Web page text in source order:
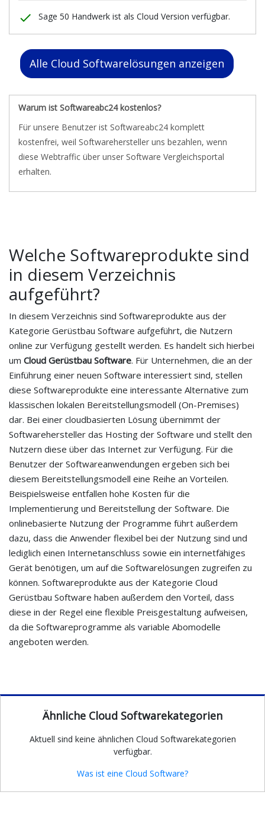
done Sage 50 Handwerk ist als Cloud Version verfügbar.
Alle Cloud Softwarelösungen anzeigen
Warum ist Softwareabc24 kostenlos?
Für unsere Benutzer ist Softwareabc24 komplett
kostenfrei, weil Softwarehersteller uns bezahlen, wenn
diese Webtraffic über unser Software Vergleichsportal
erhalten.
Welche Softwareprodukte sind
in diesem Verzeichnis
aufgeführt?
In diesem Verzeichnis sind Softwareprodukte aus der
Kategorie Gerüstbau Software aufgeführt, die Nutzern
online zur Verfügung gestellt werden. Es handelt sich hierbei
um Cloud Gerüstbau Software. Für Unternehmen, die an der
Einführung einer neuen Software interessiert sind, stellen
diese Softwareprodukte eine interessante Alternative zum
klassischen lokalen Bereitstellungsmodell (On-Premises)
dar. Bei einer cloudbasierten Lösung übernimmt der
Softwarehersteller das Hosting der Software und stellt den
Nutzern diese über das Internet zur Verfügung. Für die
Benutzer der Softwareanwendungen ergeben sich bei
diesem Bereitstellungsmodell eine Reihe an Vorteilen.
Beispielsweise entfallen hohe Kosten für die
Implementierung und Bereitstellung der Software. Die
onlinebasierte Nutzung der Programme führt außerdem
dazu, dass die Anwender flexibel bei der Nutzung sind und
lediglich einen Internetanschluss sowie ein internetfähiges
Gerät benötigen, um auf die Softwarelösungen zugreifen zu
können. Softwareprodukte aus der Kategorie Cloud
Gerüstbau Software haben außerdem den Vorteil, dass
diese in der Regel eine flexible Preisgestaltung aufweisen,
da die Softwareprogramme als variable Abomodelle
angeboten werden.
Ähnliche Cloud Softwarekategorien
Aktuell sind keine ähnlichen Cloud Softwarekategorien
verfügbar.
Was ist eine Cloud Software?